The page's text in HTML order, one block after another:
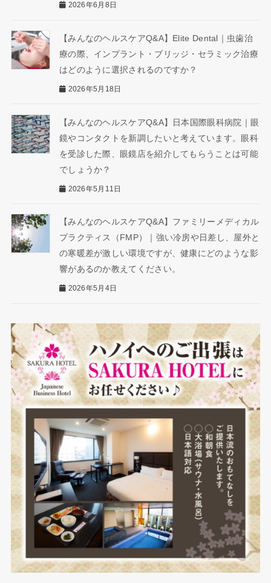
2026年6月8日
【みんなのヘルスケアQ&A】Elite Dental｜虫歯治
療の際、インプラント・ブリッジ・セラミック治療
はどのように選択されるのですか？
2026年5月18日
【みんなのヘルスケアQ&A】日本国際眼科病院｜眼
鏡やコンタクトを新調したいと考えています。眼科
を受診した際、眼鏡店を紹介してもらうことは可能
でしょうか？
2026年5月11日
【みんなのヘルスケアQ&A】ファミリーメディカル
プラクティス（FMP）｜強い冷房や日差し、屋外と
の寒暖差が激しい環境ですが、健康にどのような影
響があるのか教えてください。
2026年5月4日